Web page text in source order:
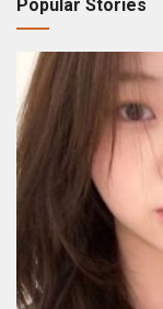
Popular Stories